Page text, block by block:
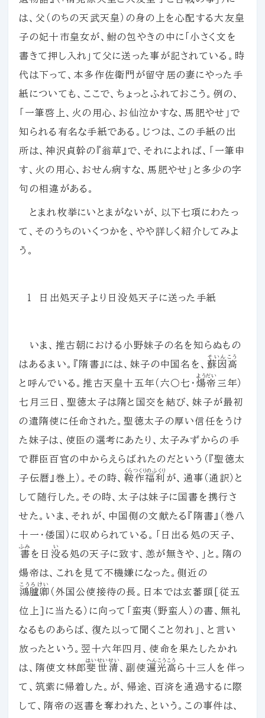
は、父（のちの天武天皇）の身の上を心配する大友皇
子の妃十市皇女が、鮒の包やきの中に「小さく文を
書きて押し入れ」て父に送った事が記されている。時
代は下って、本多作佐衛門が留守居の妻にやった手
紙についても、ここで、ちょっとふれておこう。例の、
「一筆啓上、火の用心、お仙泣かすな、馬肥やせ」で
知られる有名な手紙である。じつは、この手紙の出
所は、神沢貞幹の『翁草』で、それによれば、「一筆申
す、火の用心、おせん病すな、馬肥やせ」と多少の字
句の相違がある。
とまれ枚挙にいとまがないが、以下七項にわたっ
て、そのうちのいくつかを、やや詳しく紹介してみよ
う。
１ 日出処天子より日没処天子に送った手紙
いま、推古朝における小野妹子の名を知らぬもの
はあるまい。『隋書』には、妹子の中国名を、蘇因高
そいんこう
と呼んでいる。推古天皇十五年（六〇七・ 煬帝
ようだい
三年）
七月三日、聖徳太子は隋と国交を結び、妹子が最初
の遣隋使に任命された。聖徳太子の厚い信任をうけ
た妹子は、使臣の選考にあたり、太子みずからの手
で群臣百官の中からえらばれたのだという（『聖徳太
子伝暦』巻上）。その時、 鞍作福利
くらつくりのふくり
が、通事（通訳）と
して随行した。その時、太子は妹子に国書を携行さ
せた。いま、それが、中国側の文献たる『隋書』（巻八
十一・倭国）に収められている。「日出る処の天子、
書
ふみ
を日 没
い
る処の天子に致す、恙が無きや、」と。隋の
煬帝は、これを見て不機嫌になった。側近の
鴻臚卿
こうろけい
（外国公使接待の長。日本では玄蕃頭[従五
位上]に当たる）に向って「蛮夷（野蛮人）の書、無礼
なるものあらば、復た以って聞くこと勿れ」、と言い
放ったという。翌十六年四月、使命を果たしたかれ
は、隋使文林郎斐世清
はいせいせい
、副使遍光高
へんこうこう
ら十三人を伴っ
て、筑紫に帰着した。が、帰途、百済を通過するに際
して、隋帝の返書を奪われた、という。この事件は、